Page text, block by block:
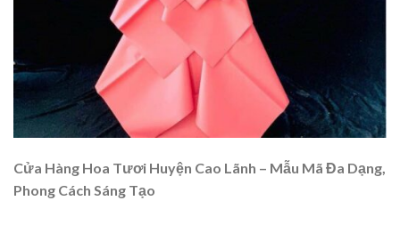
Cửa Hàng Hoa Tươi Huyện Cao Lãnh – Mẫu Mã Đa Dạng,
Phong Cách Sáng Tạo